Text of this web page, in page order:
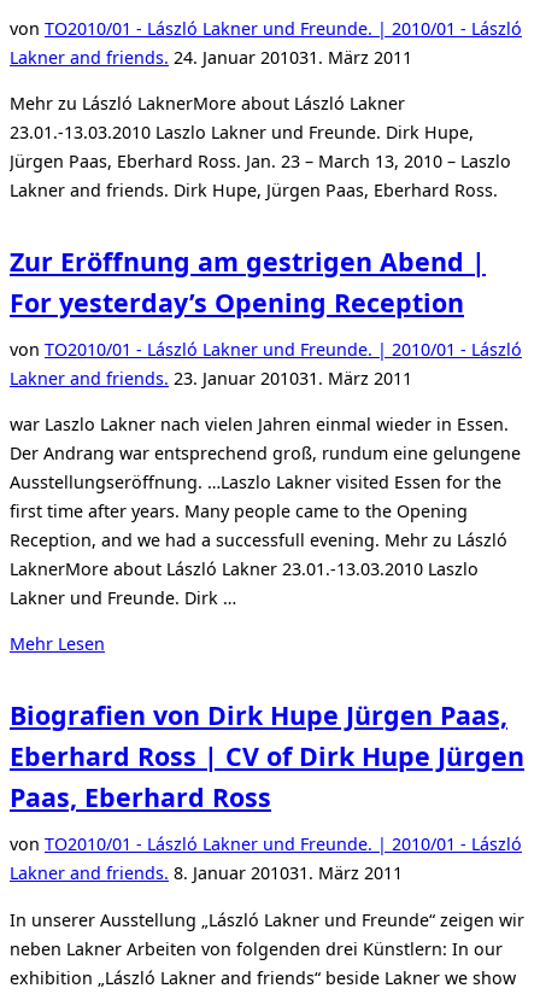
von TO2010/01 - László Lakner und Freunde. | 2010/01 - László
Lakner and friends. Veröffentlicht
24. Januar 201031. März 2011
Mehr zu László LaknerMore about László Lakner
23.01.-13.03.2010 Laszlo Lakner und Freunde. Dirk Hupe,
Jürgen Paas, Eberhard Ross. Jan. 23 – March 13, 2010 – Laszlo
Lakner and friends. Dirk Hupe, Jürgen Paas, Eberhard Ross.
Zur Eröffnung am gestrigen Abend |
For yesterday’s Opening Reception
von TO2010/01 - László Lakner und Freunde. | 2010/01 - László
Lakner and friends. Veröffentlicht
23. Januar 201031. März 2011
war Laszlo Lakner nach vielen Jahren einmal wieder in Essen.
Der Andrang war entsprechend groß, rundum eine gelungene
Ausstellungseröffnung. …Laszlo Lakner visited Essen for the
first time after years. Many people came to the Opening
Reception, and we had a successfull evening. Mehr zu László
LaknerMore about László Lakner 23.01.-13.03.2010 Laszlo
Lakner und Freunde. Dirk …
Mehr über
Eröffnung
am
gestrigen
Abend
|
For
yesterday’s
Reception“
Lesen
Biografien von Dirk Hupe Jürgen Paas,
Eberhard Ross | CV of Dirk Hupe Jürgen
Paas, Eberhard Ross
von TO2010/01 - László Lakner und Freunde. | 2010/01 - László
Lakner and friends. Veröffentlicht
8. Januar 201031. März 2011
In unserer Ausstellung „László Lakner und Freunde“ zeigen wir
neben Lakner Arbeiten von folgenden drei Künstlern: In our
exhibition „László Lakner and friends“ beside Lakner we show